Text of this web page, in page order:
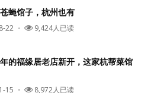
蝇馆子，杭州也有
22 ・ 9,424人已读
的福缘居老店新开，这家杭帮菜馆
15 ・ 8,972人已读